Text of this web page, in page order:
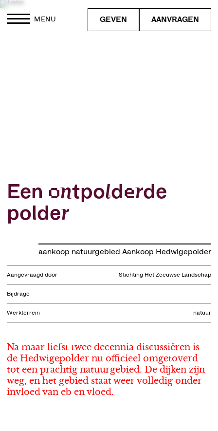
GEVEN AANVRAGEN
MENU
Een ontpolderde
polder
aankoop natuurgebied Aankoop Hedwigepolder
Aangevraagd door Stichting Het Zeeuwse Landschap
Bijdrage
Werkterrein natuur
Na maar liefst twee decennia discussiëren is
de Hedwigepolder nu officieel omgetoverd
tot een prachtig natuurgebied. De dijken zijn
weg, en het gebied staat weer volledig onder
invloed van eb en vloed.